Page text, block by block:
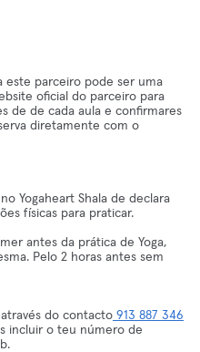
este parceiro pode ser uma
oficial do parceiro para
de de cada aula e confirmares
diretamente com o
Yogaheart Shala de declara
físicas para praticar.
antes da prática de Yoga,
Pelo 2 horas antes sem
do contacto 913 887 346
incluir o teu número de